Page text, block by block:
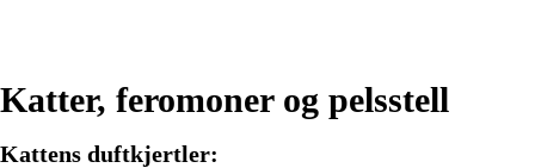
Katter, feromoner og pelsstell
Kattens duftkjertler: